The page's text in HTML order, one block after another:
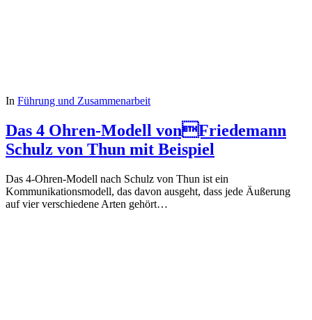
In Führung und Zusammenarbeit
Das 4 Ohren-Modell vonFriedemann
Schulz von Thun mit Beispiel
Das 4-Ohren-Modell nach Schulz von Thun ist ein
Kommunikationsmodell, das davon ausgeht, dass jede Äußerung
auf vier verschiedene Arten gehört…